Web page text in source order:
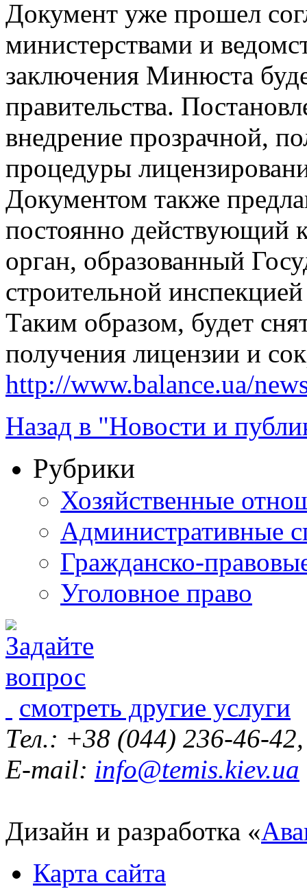
Документ уже прошел
министерствами и
заключения Минюста
правительства.
внедрение прозрачной,
процедуры
Документом также
постоянно действующий
орган, образованный
строительной
Таким образом, будет
получения лицензии и
http://www.balance.ua/
Назад в "Новости и
Рубрики
Хозяйственные
Административные
Гражданско-
Уголовное право
смотреть другие услуги
Тел.: +38 (044) 236-46-
E-mail: info@temis.kiev.ua
Дизайн и разработка «
Карта сайта